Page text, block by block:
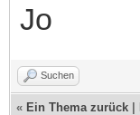
Jo
Suchen
« Ein Thema zurück